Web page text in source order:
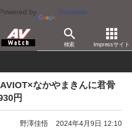
by Translate
検索 Impressサイト
ン ながら聴き
なかやまきんに君骨
円
野澤佳悟 2024年4月9日 12:10